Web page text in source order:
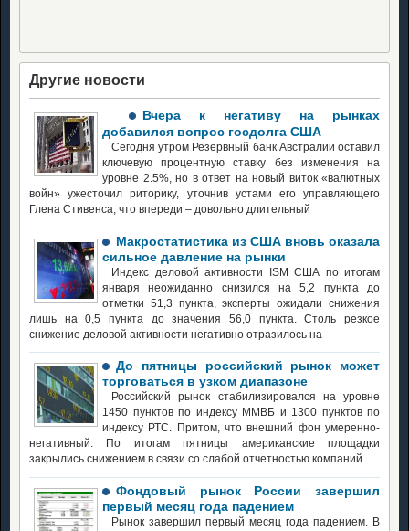
Другие новости
Вчера к негативу на рынках
добавился вопрос госдолга США
Сегодня утром Резервный банк Австралии оставил
ключевую процентную ставку без изменения на
уровне 2.5%, но в ответ на новый виток «валютных
войн» ужесточил риторику, уточнив устами его управляющего
Глена Стивенса, что впереди – довольно длительный
Макростатистика из США вновь оказала
сильное давление на рынки
Индекс деловой активности ISM США по итогам
января неожиданно снизился на 5,2 пункта до
отметки 51,3 пункта, эксперты ожидали снижения
лишь на 0,5 пункта до значения 56,0 пункта. Столь резкое
снижение деловой активности негативно отразилось на
До пятницы российский рынок может
торговаться в узком диапазоне
Российский рынок стабилизировался на уровне
1450 пунктов по индексу ММВБ и 1300 пунктов по
индексу РТС. Притом, что внешний фон умеренно-
негативный. По итогам пятницы американские площадки
закрылись снижением в связи со слабой отчетностью компаний.
Фондовый рынок России завершил
первый месяц года падением
Рынок завершил первый месяц года падением. В